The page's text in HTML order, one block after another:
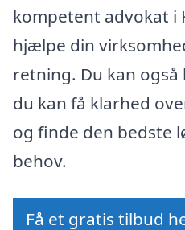
kompetent advokat i
hjælpe din
retning. Du kan
du kan få klarhed
og finde den bedste
behov.
Få et gratis tilbud